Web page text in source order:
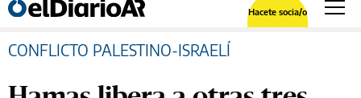
Hacete socia/o
CONFLICTO PALESTINO-ISRAELÍ